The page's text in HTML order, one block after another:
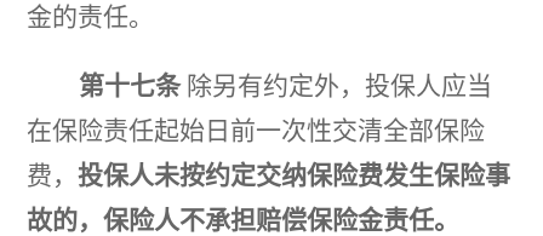
金的责任。
第十七条 除另有约定外，投保人应当
在保险责任起始日前一次性交清全部保险
费，投保人未按约定交纳保险费发生保险事
故的，保险人不承担赔偿保险金责任。